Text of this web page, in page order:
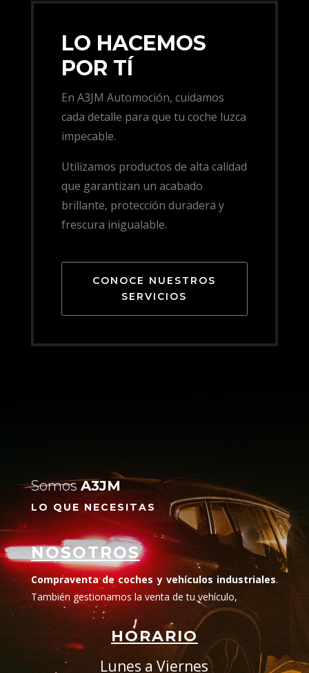
LO HACEMOS
POR TÍ
En A3JM Automoción, cuidamos
cada detalle para que tu coche luzca
impecable.
Utilizamos productos de alta calidad
que garantizan un acabado
brillante, protección duradera y
frescura inigualable.
CONOCE NUESTROS
SERVICIOS
SomosA3JM
LO QUE NECESITAS
NOSOTROS
Compraventa de coches y vehículos industriales.
También gestionamos la venta de tu vehículo,
HORARIO
Lunes a Viernes